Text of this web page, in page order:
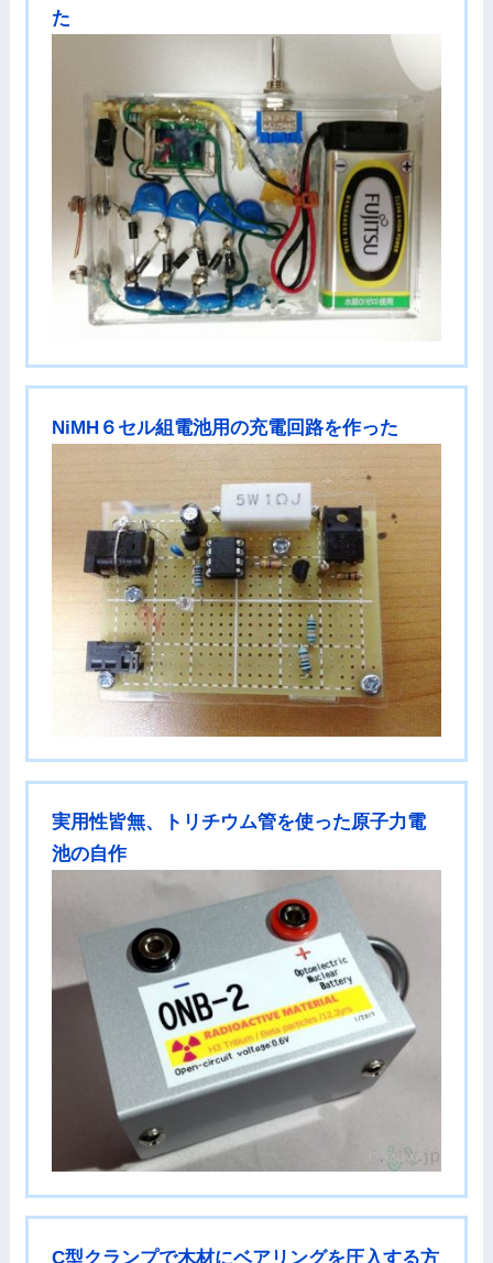
た
NiMH６セル組電池用の充電回路を作った
実用性皆無、トリチウム管を使った原子力電
池の自作
C型クランプで木材にベアリングを圧入する方